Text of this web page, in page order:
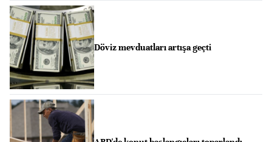
Döviz mevduatları artışa geçti